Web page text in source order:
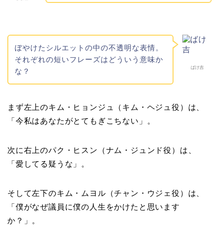
ばけ吉
ぼやけたシルエットの中の不透明な表情。
それぞれの短いフレーズはどういう意味か
な？
まず左上のキム・ヒョンジュ（キム・ヘジュ役）は、
「今私はあなたがとてもぎこちない」。
次に右上のパク・ヒスン（ナム・ジュンド役）は、
「愛してる疑うな」。
そして左下のキム・ムヨル（チャン・ウジェ役）は、
「僕がなぜ議員に僕の人生をかけたと思います
か？」。